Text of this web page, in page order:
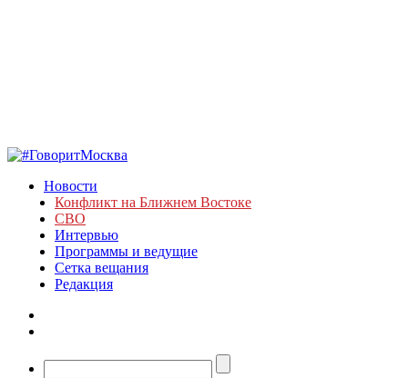
Новости
Конфликт на Ближнем Востоке
СВО
Интервью
Программы и ведущие
Сетка вещания
Редакция